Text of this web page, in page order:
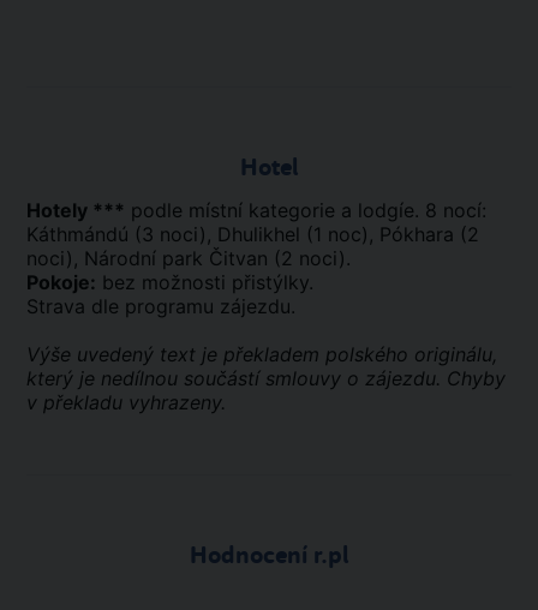
Hotel
Hotely *** podle místní kategorie a lodgíe. 8 nocí:
Káthmándú (3 noci), Dhulikhel (1 noc), Pókhara (2
noci), Národní park Čitvan (2 noci).
Pokoje: bez možnosti přistýlky.
Strava dle programu zájezdu.
Výše uvedený text je překladem polského originálu,
který je nedílnou součástí smlouvy o zájezdu. Chyby
v překladu vyhrazeny.
Hodnocení r.pl